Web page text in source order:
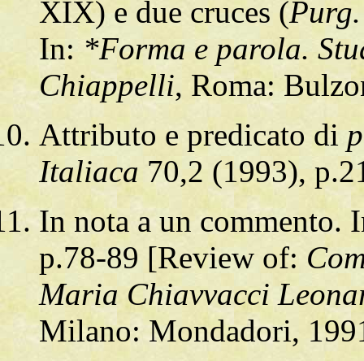
XIX) e due cruces (Purg.
In: *Forma e parola.
Chiappelli, Roma:
Attributo e predicato di
Italiaca 70,2 (1993),
In nota a un commento.
p.78-89 [Review of:
Maria Chiavvacci
Milano: Mondadori,